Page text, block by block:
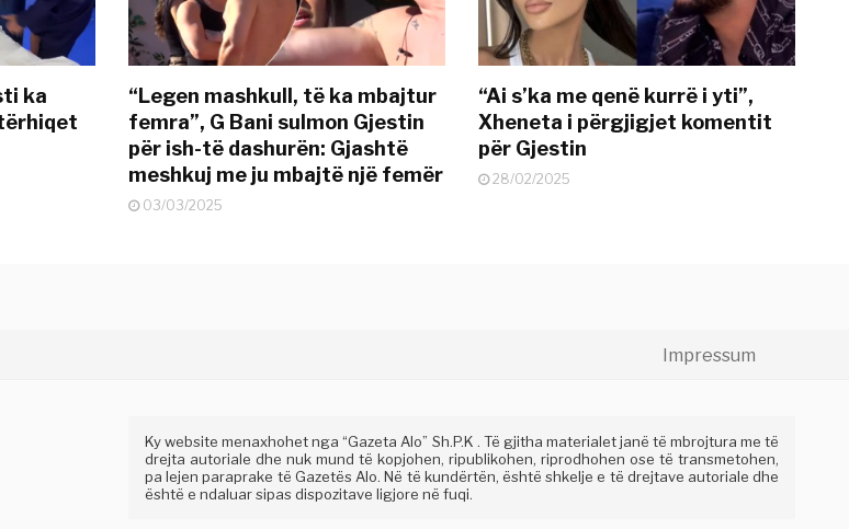
ka
“Legen mashkull, të ka mbajtur
femra”, G Bani sulmon Gjestin
për ish-të dashurën: Gjashtë
meshkuj me ju mbajtë një femër
03/03/2025
“Ai s’ka me qenë kurrë i yti”,
Xheneta i përgjigjet komentit
për Gjestin
28/02/2025
Impressum
Ky website menaxhohet nga “Gazeta Alo” Sh.P.K . Të gjitha materialet janë të mbrojtura me të
drejta autoriale dhe nuk mund të kopjohen, ripublikohen, riprodhohen ose të transmetohen,
pa lejen paraprake të Gazetës Alo. Në të kundërtën, është shkelje e të drejtave autoriale dhe
është e ndaluar sipas dispozitave ligjore në fuqi.